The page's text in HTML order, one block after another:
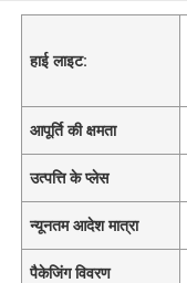
हाई लाइट:
आपूर्ति की क्षमता
उत्पत्ति के प्लेस
न्यूनतम आदेश मात्रा
पैकेजिंग विवरण